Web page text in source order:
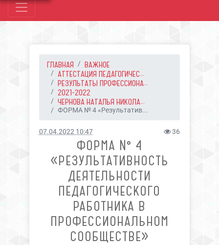
ГЛАВНАЯ
ВАЖНОЕ
АТТЕСТАЦИЯ ПЕДАГОГИЧЕС...
РЕЗУЛЬТАТЫ ПРОФЕССИОНА...
2021-2022
ЧЕРНОВА НАТАЛЬЯ НИКОЛА...
ФОРМА № 4 «Результатив...
07.04.2022 10:47 36
ФОРМА № 4
«РЕЗУЛЬТАТИВНОСТЬ
ДЕЯТЕЛЬНОСТИ
ПЕДАГОГИЧЕСКОГО
РАБОТНИКА В
ПРОФЕССИОНАЛЬНОМ
СООБЩЕСТВЕ»